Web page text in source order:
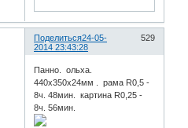
Поделиться 529
24-05-
2014 23:43:28
Панно. ольха.
440х350х24мм . рама R0,5 -
8ч. 48мин. картина R0,25 -
8ч. 56мин.